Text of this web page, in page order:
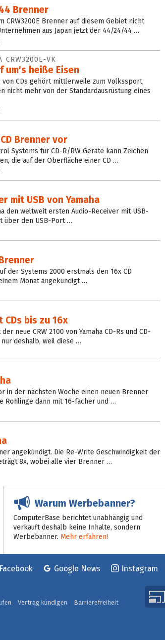
Brenner
CRW3200E Brenner auf diesem Gebiet nicht
aus Japan jetzt der 44/24/44 …
CRW3200E-VK
um's heiße Eisen
von CDs gehört mittlerweile zum Volkssport,
nicht mehr von der Standardausrüstung eines
Brenner vor
Systems für CD-R/RW Geräte kann Zeichen
die auf der Oberfläche einer CD …
mit USB von Yamaha
den weltweit ersten Audio-Receiver mit USB-
über den USB-Port …
der Systems 2000 erstmals den 16x CD
Monat angekündigt …
CDs bis zu 16x
neue CRW 2100 von Yamaha CD-Rs und CD-
nur deshalb, weil diese …
in der nächsten Woche einen neuen Brenner
Rohlinge dann mit 16-facher und …
angekündigt. Die Re-Write Geschwindigkeit der
8x, wobei alle vier Brenner …
Warum Werbebanner?
ComputerBase berichtet unabhängig und
verkauft deshalb keine Inhalte, sondern
Werbebanner. Mehr erfahren!
Facebook Google News Instagram
Vertrag kündigen
Barrierefreiheit